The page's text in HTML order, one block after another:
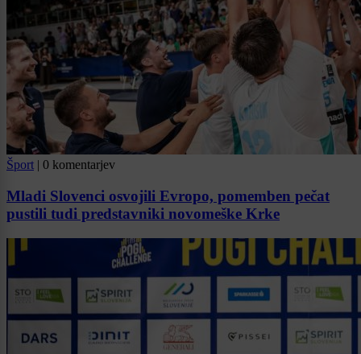
Šport 0 komentarjev
Mladi Slovenci osvojili Evropo, pomemben pečat
pustili tudi predstavniki novomeške Krke